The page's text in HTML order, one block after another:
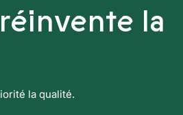
la
la qualité.